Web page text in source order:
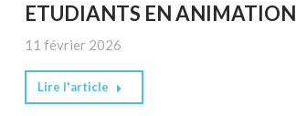
ETUDIANTS EN ANIMATION
11 février 2026
Lire l'article